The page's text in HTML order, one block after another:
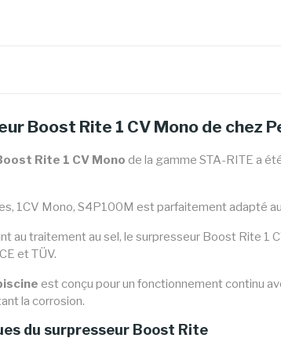
Boost Rite 1 CV Mono de chez
Rite 1 CV Mono de la gamme STA-RITE a
1CV Mono, S4P100M est parfaitement adapté
au traitement au sel, le surpresseur Boost Rite
et TÜV.
est conçu pour un fonctionnement continu
la corrosion.
du surpresseur Boost Rite